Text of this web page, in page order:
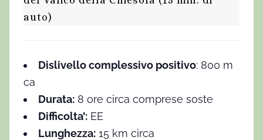
auto)
Dislivello complessivo positivo: 800 m
ca
Durata: 8 ore circa comprese soste
Difficolta’: EE
Lunghezza: 15 km circa